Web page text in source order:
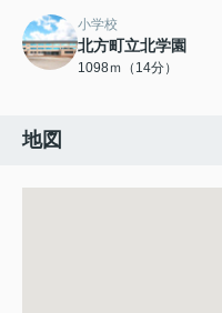
小学校
北方町立北学園
1098ｍ（14分）
地図